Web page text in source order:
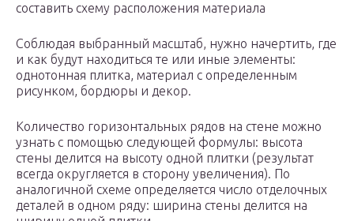
составить схему расположения материала
Соблюдая выбранный масштаб, нужно начертить, где
и как будут находиться те или иные элементы:
однотонная плитка, материал с определенным
рисунком, бордюры и декор.
Количество горизонтальных рядов на стене можно
узнать с помощью следующей формулы: высота
стены делится на высоту одной плитки (результат
всегда округляется в сторону увеличения). По
аналогичной схеме определяется число отделочных
деталей в одном ряду: ширина стены делится на